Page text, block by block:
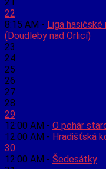
22
8:15 AM - Liga
(Doudleby nad Orlicí)
23
24
25
26
27
28
29
12:00 AM - O pohár
12:00 AM - Hradišťská
30
12:00 AM - Šedesátky